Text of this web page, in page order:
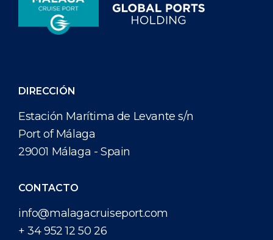
DIRECCIÓN
Estación Marítima de Levante s/n
Port of Málaga
29001 Málaga - Spain
CONTACTO
info@malagacruiseport.com
+ 34 952 12 50 26